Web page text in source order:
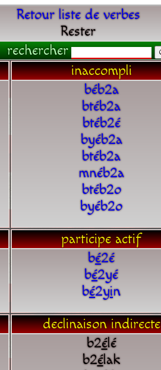
Retour liste de verbes
Rester
inaccompli
béb2a
btéb2a
btéb2é
byéb2a
btéb2a
mnéb2a
btéb2o
byéb2o
participe actif
bé2é
bé2yé
bé2yin
declinaison indirecte
b2élé
b2élak